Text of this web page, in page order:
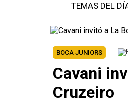
TEMAS DEL
BOCA JUNIORS
Cavani
Cruzeiro